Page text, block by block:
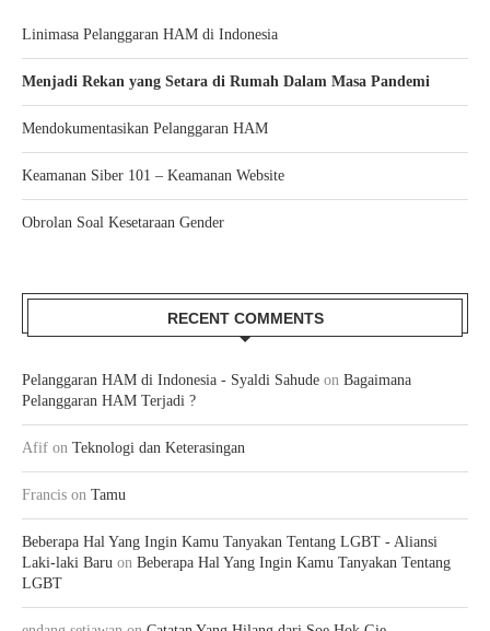
Linimasa Pelanggaran HAM di Indonesia
Menjadi Rekan yang Setara di Rumah Dalam Masa Pandemi
Mendokumentasikan Pelanggaran HAM
Keamanan Siber 101 – Keamanan Website
Obrolan Soal Kesetaraan Gender
RECENT COMMENTS
Pelanggaran HAM di Indonesia - Syaldi Sahude on Bagaimana
Pelanggaran HAM Terjadi ?
Afif on Teknologi dan Keterasingan
Francis on Tamu
Beberapa Hal Yang Ingin Kamu Tanyakan Tentang LGBT - Aliansi
Laki-laki Baru on Beberapa Hal Yang Ingin Kamu Tanyakan Tentang
LGBT